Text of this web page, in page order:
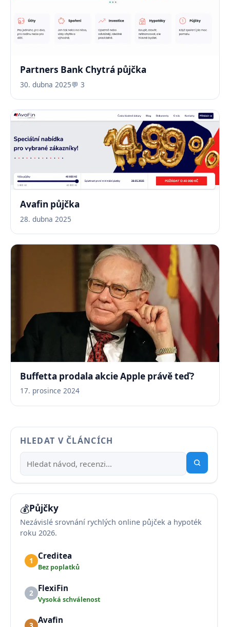
Partners Bank Chytrá půjčka
30. dubna 2025💬 3
Avafin půjčka
28. dubna 2025
Buffetta prodala akcie Apple právě teď?
17. prosince 2024
HLEDAT V ČLÁNCÍCH
💰Půjčky
Nezávislé srovnání rychlých online půjček a hypoték
roku 2026.
1 Creditea
Bez poplatků
2 FlexiFin
Vysoká schválenost
3 Avafin